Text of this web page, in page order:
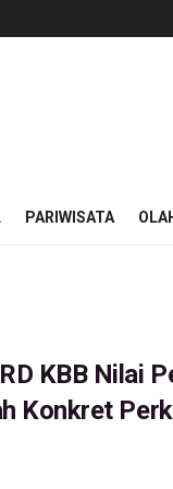
PARIWISATA
KBB Nilai
Konkret